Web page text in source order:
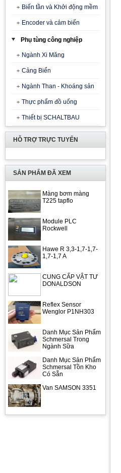
Biến tần và Khởi động mềm
Encoder và cảm biến
Phụ tùng công nghiệp
Ngành Xi Măng
Cảng Biển
Ngành Than - Khoáng sản
Thực phẩm đồ uống
Thiết bị SCHALTBAU
HỖ TRỢ TRỰC TUYẾN
SẢN PHẨM ĐÃ XEM
Màng bơm màng
T225 tapflo
Module PLC
Rockwell
Hawe R 3,3-1,7-1,7-
1,7-1,7 A
CUNG CẤP VẬT TƯ
DONALDSON
Reflex Sensor
Wenglor P1NH303
Danh Mục Sản Phẩm
Schmersal Trong
Ngành Sữa
Danh Mục Sản Phẩm
Schmersal Tồn Kho
Có Sẵn
Van SAMSON 3351